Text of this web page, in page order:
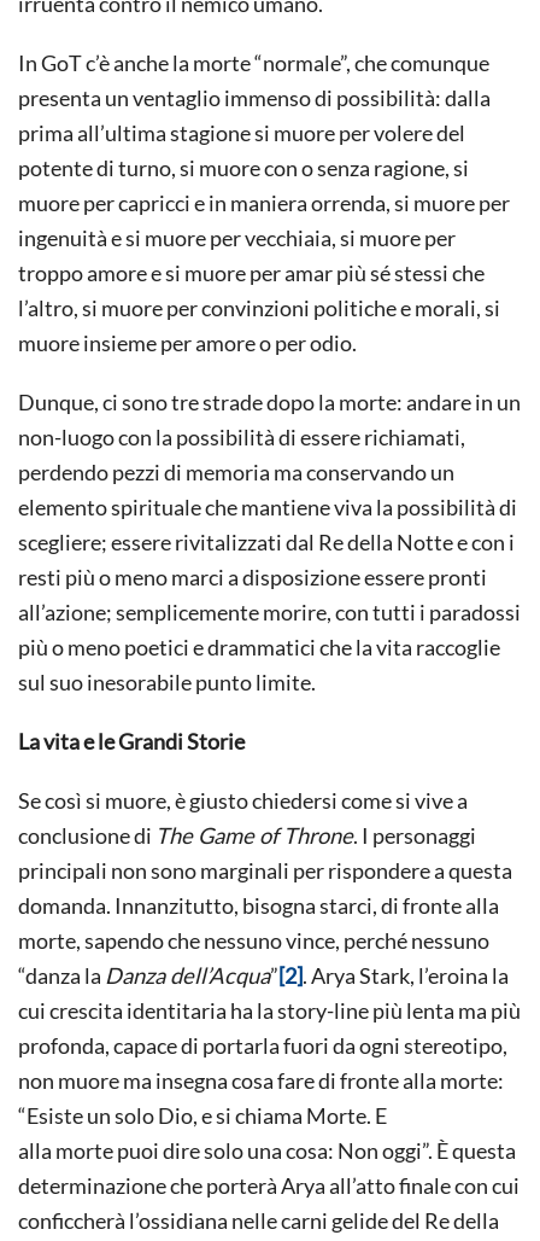
In GoT c’è anche la morte “normale”, che comunque
presenta un ventaglio immenso di possibilità: dalla
prima all’ultima stagione si muore per volere del
potente di turno, si muore con o senza ragione, si
muore per capricci e in maniera orrenda, si muore per
ingenuità e si muore per vecchiaia, si muore per
troppo amore e si muore per amar più sé stessi che
l’altro, si muore per convinzioni politiche e morali, si
muore insieme per amore o per odio.
Dunque, ci sono tre strade dopo la morte: andare in un
non-luogo con la possibilità di essere richiamati,
perdendo pezzi di memoria ma conservando un
elemento spirituale che mantiene viva la possibilità di
scegliere; essere rivitalizzati dal Re della Notte e con i
resti più o meno marci a disposizione essere pronti
all’azione; semplicemente morire, con tutti i paradossi
più o meno poetici e drammatici che la vita raccoglie
sul suo inesorabile punto limite.
La vita e le Grandi Storie
Se così si muore, è giusto chiedersi come si vive a
conclusione di The Game of Throne. I personaggi
principali non sono marginali per rispondere a questa
domanda. Innanzitutto, bisogna starci, di fronte alla
morte, sapendo che nessuno vince, perché nessuno
“danza la Danza dell’Acqua”[2]. Arya Stark, l’eroina la
cui crescita identitaria ha la story-line più lenta ma più
profonda, capace di portarla fuori da ogni stereotipo,
non muore ma insegna cosa fare di fronte alla morte:
“Esiste un solo Dio, e si chiama Morte. E
alla morte puoi dire solo una cosa: Non oggi”. È questa
determinazione che porterà Arya all’atto finale con cui
conficcherà l’ossidiana nelle carni gelide del Re della